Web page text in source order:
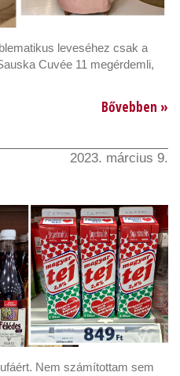
leveséhez csak a
Cuvée 11 megérdemli,
Bővebben »
2023. március 9.
Nem számítottam sem